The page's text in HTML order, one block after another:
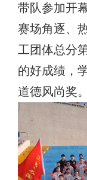
带队参加开
赛场角逐、
工团体总分
的好成绩，
道德风尚奖。